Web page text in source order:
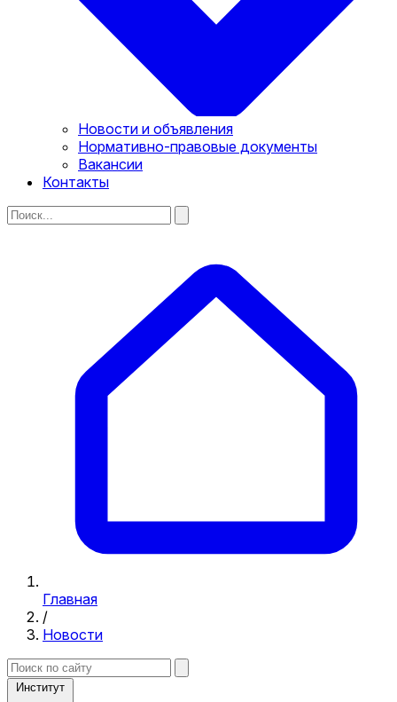
Новости и объявления
Нормативно-правовые документы
Вакансии
Контакты
Главная
/
Новости
Институт